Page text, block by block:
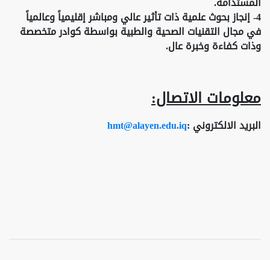
4- إنجاز بحوث علمية ذات تأثير عالي ومباشر إقليمياً وعالمياً
في مجال التقنيات الصحية والطبية بواسطة كوادر متخصصة
وذات كفاءة وخبرة عال.
معلومات الاتصال:
البريد الالكتروني :hmt@alayen.edu.iq